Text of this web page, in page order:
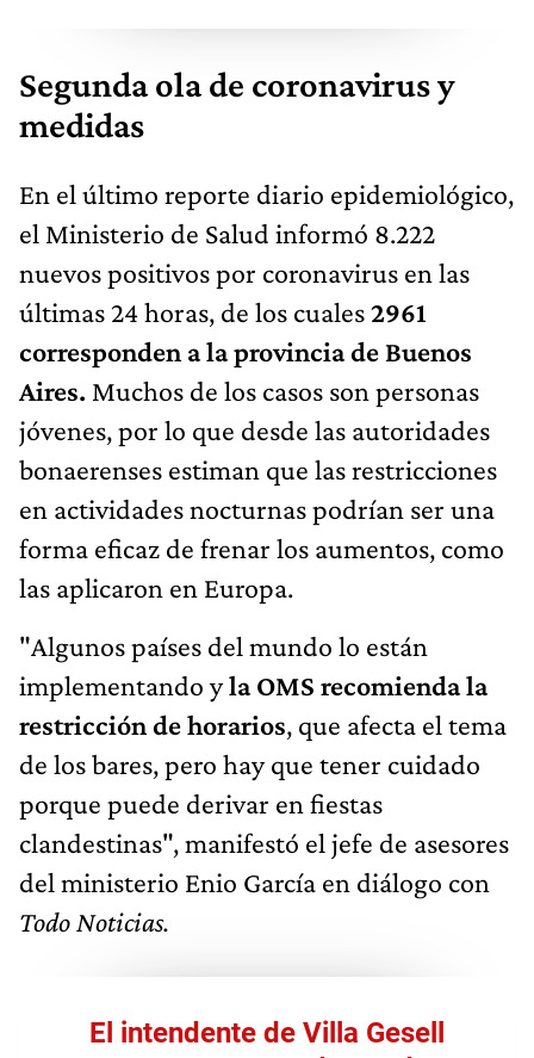
Segunda ola de coronavirus y
medidas
En el último reporte diario epidemiológico,
el Ministerio de Salud informó 8.222
nuevos positivos por coronavirus en las
últimas 24 horas, de los cuales2961
corresponden a la provincia de Buenos
Aires. Muchos de los casos son personas
jóvenes, por lo que desde las autoridades
bonaerenses estiman que las restricciones
en actividades nocturnas podrían ser una
forma eficaz de frenar los aumentos, como
las aplicaron en Europa.
"Algunos países del mundo lo están
implementando yla OMS recomienda la
restricción de horarios, que afecta el tema
de los bares, pero hay que tener cuidado
porque puede derivar en fiestas
clandestinas", manifestó el jefe de asesores
del ministerio Enio García en diálogo con
Todo Noticias.
El intendente de Villa Gesell